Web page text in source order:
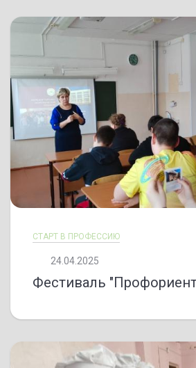
СТАРТ В ПРОФЕССИЮ
24.04.2025
Фестиваль